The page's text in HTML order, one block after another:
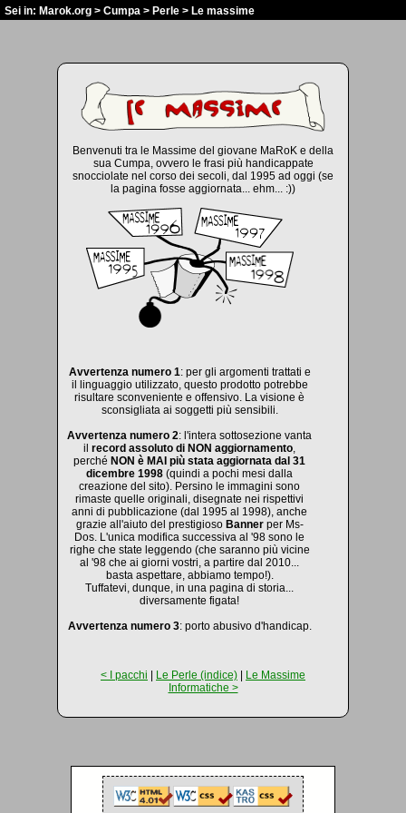
Sei in: Marok.org > Cumpa > Perle > Le massime
Benvenuti tra le Massime del giovane MaRoK e della
sua Cumpa, ovvero le frasi più handicappate
snocciolate nel corso dei secoli, dal 1995 ad oggi (se
la pagina fosse aggiornata... ehm... :))
Avvertenza numero 1: per gli argomenti trattati e
il linguaggio utilizzato, questo prodotto potrebbe
risultare sconveniente e offensivo. La visione è
sconsigliata ai soggetti più sensibili.
Avvertenza numero 2: l'intera sottosezione vanta
il record assoluto di NON aggiornamento,
perché NON è MAI più stata aggiornata dal 31
dicembre 1998 (quindi a pochi mesi dalla
creazione del sito). Persino le immagini sono
rimaste quelle originali, disegnate nei rispettivi
anni di pubblicazione (dal 1995 al 1998), anche
grazie all'aiuto del prestigioso Bannerper Ms-
Dos. L'unica modifica successiva al '98 sono le
righe che state leggendo (che saranno più vicine
al '98 che ai giorni vostri, a partire dal 2010...
basta aspettare, abbiamo tempo!).
Tuffatevi, dunque, in una pagina di storia...
diversamente figata!
Avvertenza numero 3: porto abusivo d'handicap.
< I pacchi Le Perle (indice)
Le Massime
Informatiche >